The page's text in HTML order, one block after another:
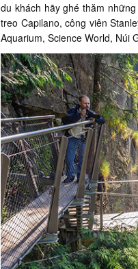
du khách hãy ghé thăm
treo Capilano, công viên
Aquarium, Science World, Núi